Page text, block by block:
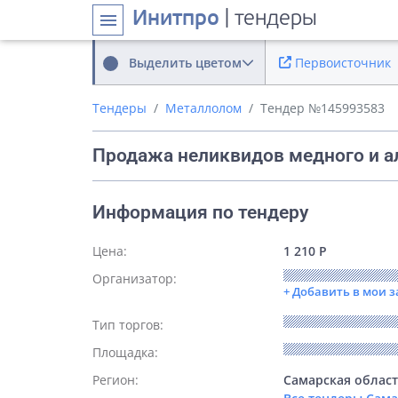
menu Инитпро | тендеры
Выделить цветом Первоисточник
Тендеры Металлолом Тендер №145993583
Продажа неликвидов медного и
Информация по тендеру
Цена:
1 210 Р
Организатор:
+ Добавить в мои
Тип торгов:
Площадка:
Регион:
Самарская